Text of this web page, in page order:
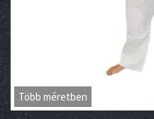
Több méretben